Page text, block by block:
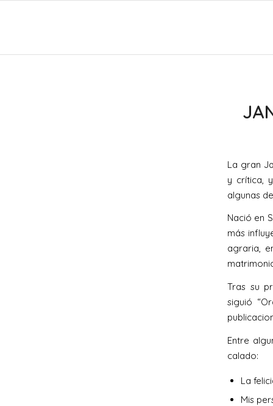
La gran
y crítica,
algunas
Nació en
más
agraria,
Tras su
siguió
Entre
calado:
La
Mis